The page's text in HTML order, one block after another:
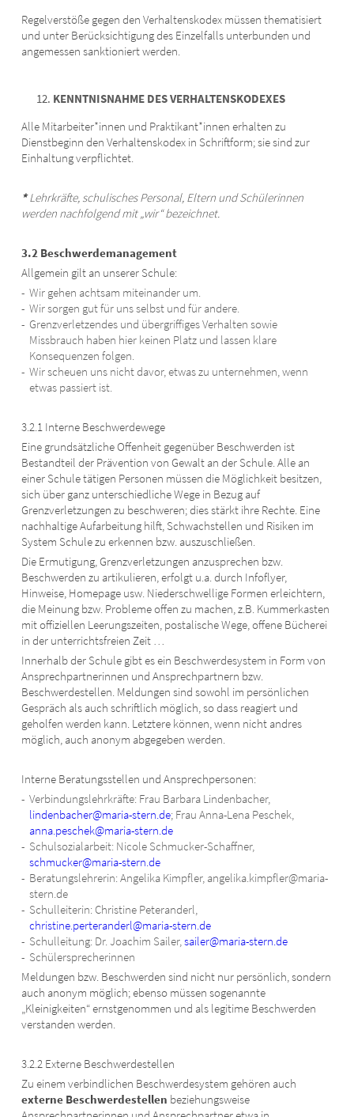
Regelverstöße gegen den Verhaltenskodex müssen thematisiert
und unter Berücksichtigung des Einzelfalls unterbunden und
angemessen sanktioniert werden.
KENNTNISNAHME DES VERHALTENSKODEXES
Alle Mitarbeiter*innen und Praktikant*innen erhalten zu
Dienstbeginn den Verhaltenskodex in Schriftform; sie sind zur
Einhaltung verpflichtet.
*Lehrkräfte, schulisches Personal, Eltern und Schülerinnen
werden nachfolgend mit „wir“ bezeichnet.
3.2 Beschwerdemanagement
Allgemein gilt an unserer Schule:
Wir gehen achtsam miteinander um.
Wir sorgen gut für uns selbst und für andere.
Grenzverletzendes und übergriffiges Verhalten sowie
Missbrauch haben hier keinen Platz und lassen klare
Konsequenzen folgen.
Wir scheuen uns nicht davor, etwas zu unternehmen, wenn
etwas passiert ist.
3.2.1 Interne Beschwerdewege
Eine grundsätzliche Offenheit gegenüber Beschwerden ist
Bestandteil der Prävention von Gewalt an der Schule. Alle an
einer Schule tätigen Personen müssen die Möglichkeit besitzen,
sich über ganz unterschiedliche Wege in Bezug auf
Grenzverletzungen zu beschweren; dies stärkt ihre Rechte. Eine
nachhaltige Aufarbeitung hilft, Schwachstellen und Risiken im
System Schule zu erkennen bzw. auszuschließen.
Die Ermutigung, Grenzverletzungen anzusprechen bzw.
Beschwerden zu artikulieren, erfolgt u.a. durch Infoflyer,
Hinweise, Homepage usw. Niederschwellige Formen erleichtern,
die Meinung bzw. Probleme offen zu machen, z.B. Kummerkasten
mit offiziellen Leerungszeiten, postalische Wege, offene Bücherei
in der unterrichtsfreien Zeit …
Innerhalb der Schule gibt es ein Beschwerdesystem in Form von
Ansprechpartnerinnen und Ansprechpartnern bzw.
Beschwerdestellen. Meldungen sind sowohl im persönlichen
Gespräch als auch schriftlich möglich, so dass reagiert und
geholfen werden kann. Letztere können, wenn nicht andres
möglich, auch anonym abgegeben werden.
Interne Beratungsstellen und Ansprechpersonen:
Verbindungslehrkräfte: Frau Barbara Lindenbacher,
lindenbacher@maria-stern.de; Frau Anna-Lena Peschek,
anna.peschek@maria-stern.de
Schulsozialarbeit: Nicole Schmucker-Schaffner,
schmucker@maria-stern.de
Beratungslehrerin: Angelika Kimpfler, angelika.kimpfler@maria-
stern.de
Schulleiterin: Christine Peteranderl,
christine.perteranderl@maria-stern.de
Schulleitung: Dr. Joachim Sailer,sailer@maria-stern.de
Schülersprecherinnen
Meldungen bzw. Beschwerden sind nicht nur persönlich, sondern
auch anonym möglich; ebenso müssen sogenannte
„Kleinigkeiten“ ernstgenommen und als legitime Beschwerden
verstanden werden.
3.2.2 Externe Beschwerdestellen
Zu einem verbindlichen Beschwerdesystem gehören auch
externe Beschwerdestellen beziehungsweise